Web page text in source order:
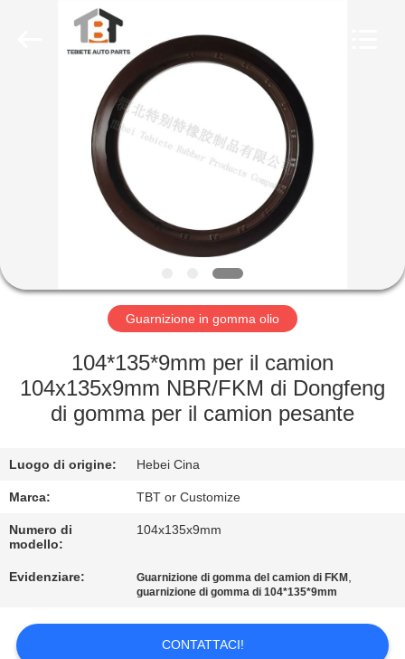
PRODOTTI
GIRO
FABBRICA
CONTROLLO
QUALITÀ
CONTATTICI
NOTIZIE
CASI
Guarnizione in gomma olio
104*135*9mm per il camion
104x135x9mm NBR/FKM di Dongfeng
di gomma per il camion pesante
Luogo di origine: Hebei Cina
Marca: TBT or Customize
Numero di
modello:
104x135x9mm
Evidenziare: Guarnizione di gomma del camion di FKM ,
guarnizione di gomma di 104*135*9mm
CONTATTACI!